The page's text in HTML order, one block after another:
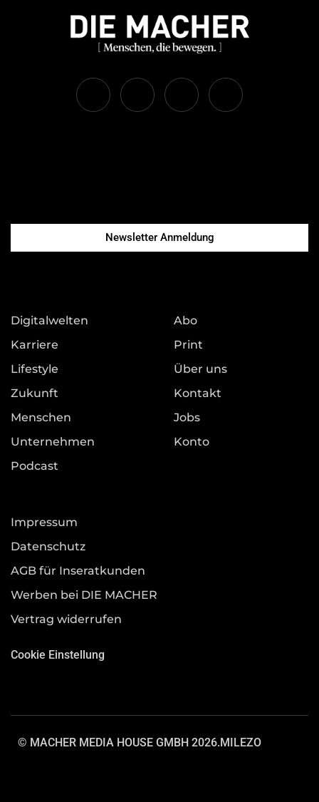
Newsletter Anmeldung
Digitalwelten
Karriere
Lifestyle
Zukunft
Menschen
Unternehmen
Podcast
Abo
Print
Über uns
Kontakt
Jobs
Konto
Impressum
Datenschutz
AGB für Inseratkunden
Werben bei DIE MACHER
Vertrag widerrufen
Cookie Einstellung
© MACHER MEDIA HOUSE GMBH 2026.MILEZO